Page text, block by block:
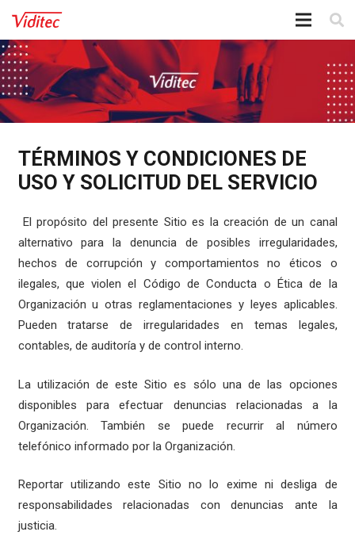
TÉRMINOS Y CONDICIONES DE
USO Y SOLICITUD DEL SERVICIO
El propósito del presente Sitio es la creación de un canal
alternativo para la denuncia de posibles irregularidades,
hechos de corrupción y comportamientos no éticos o
ilegales, que violen el Código de Conducta o Ética de la
Organización u otras reglamentaciones y leyes aplicables.
Pueden tratarse de irregularidades en temas legales,
contables, de auditoría y de control interno.
La utilización de este Sitio es sólo una de las opciones
disponibles para efectuar denuncias relacionadas a la
Organización. También se puede recurrir al número
telefónico informado por la Organización.
Reportar utilizando este Sitio no lo exime ni desliga de
responsabilidades relacionadas con denuncias ante la
justicia.